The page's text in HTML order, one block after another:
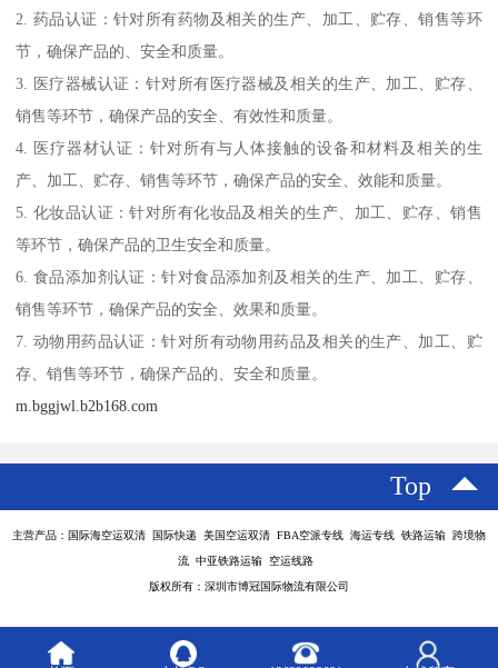
2. 药品认证：针对所有药物及相关的生产、加工、贮存、销售等环
节，确保产品的、安全和质量。
3. 医疗器械认证：针对所有医疗器械及相关的生产、加工、贮存、
销售等环节，确保产品的安全、有效性和质量。
4. 医疗器材认证：针对所有与人体接触的设备和材料及相关的生
产、加工、贮存、销售等环节，确保产品的安全、效能和质量。
5. 化妆品认证：针对所有化妆品及相关的生产、加工、贮存、销售
等环节，确保产品的卫生安全和质量。
6. 食品添加剂认证：针对食品添加剂及相关的生产、加工、贮存、
销售等环节，确保产品的安全、效果和质量。
7. 动物用药品认证：针对所有动物用药品及相关的生产、加工、贮
存、销售等环节，确保产品的、安全和质量。
m.bggjwl.b2b168.com
Top
主营产品：国际海空运双清 国际快递 美国空运双清 FBA空派专线 海运专线 铁路运输 跨境物
流 中亚铁路运输 空运线路
版权所有：深圳市博冠国际物流有限公司